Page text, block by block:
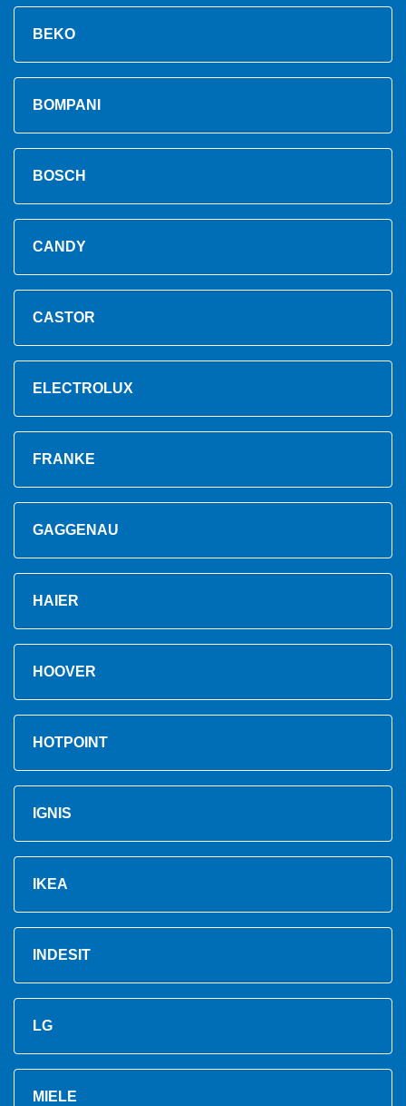
BEKO
BOMPANI
BOSCH
CANDY
CASTOR
ELECTROLUX
FRANKE
GAGGENAU
HAIER
HOOVER
HOTPOINT
IGNIS
IKEA
INDESIT
LG
MIELE